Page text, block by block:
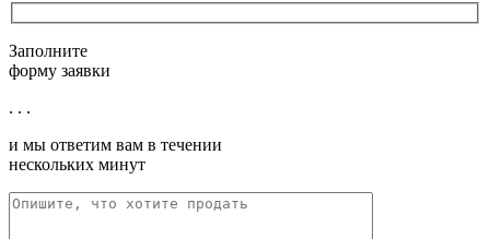
Заполните
форму заявки
. . .
и мы ответим вам в течении
нескольких минут